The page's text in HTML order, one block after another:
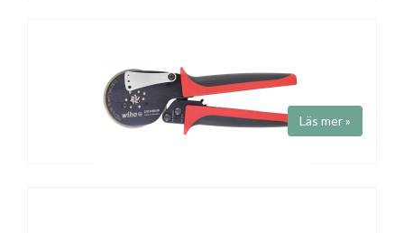
Art.nr Z62000406
Wiha
Krimpverktyg till oisolerade kabelskor. W-pressning.
Läs mer »